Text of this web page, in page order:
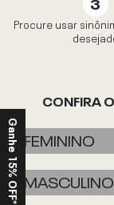
Procure usar
CONFIRA
FEMININO
MASCULINO
Ganhe 15% OFF*